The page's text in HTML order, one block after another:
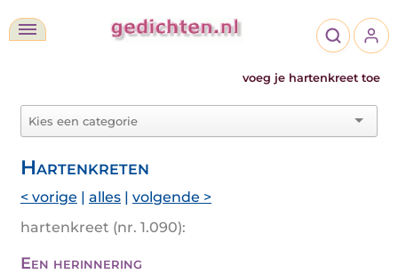
voeg je hartenkreet toe
Hartenkreten
< vorige | alles | volgende >
hartenkreet (nr. 1.090):
Een herinnering